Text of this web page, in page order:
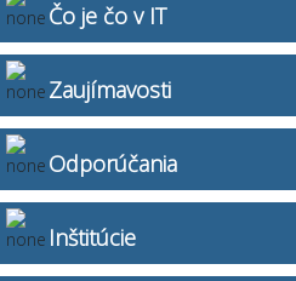
Čo je čo v IT
Zaujímavosti
Odporúčania
Inštitúcie